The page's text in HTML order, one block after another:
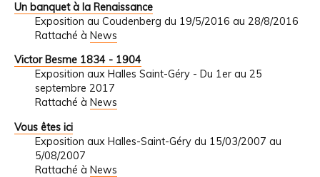
Un banquet à la Renaissance
Exposition au Coudenberg du 19/5/2016 au 28/8/2016
Rattaché à News
Victor Besme 1834 - 1904
Exposition aux Halles Saint-Géry - Du 1er au 25
septembre 2017
Rattaché à News
Vous êtes ici
Exposition aux Halles-Saint-Géry du 15/03/2007 au
5/08/2007
Rattaché à News